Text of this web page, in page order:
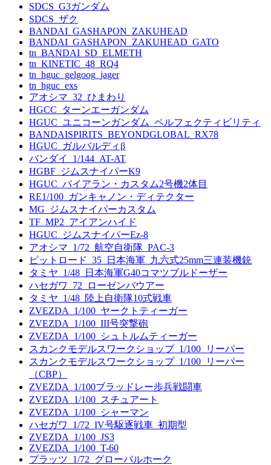
SDCS_G3ガンダム
SDCS_ザク
BANDAI_GASHAPON_ZAKUHEAD
BANDAI_GASHAPON_ZAKUHEAD_GATO
tn_BANDAI_SD_ELMETH
tn_KINETIC_48_RQ4
tn_hguc_gelgoog_jager
tn_hguc_exs
アオシマ_32_ひまわり
HGCC_ターンエーガンダム
HGUC_ユニコーンガンダム_ペルフェクティビリティ
BANDAISPIRITS_BEYONDGLOBAL_RX78
HGUC_ガルバルディβ
バンダイ_1/144_AT-AT
HGBF_ジムスナイパーK9
HGUC_バイアラン・カスタム2号機2体目
RE1/100_ガンキャノン・ディテクター
MG_ジムスナイパーカスタム
TF_MP2_アイアンハイド
HGUC_ジムスナイパーEz-8
アオシマ_1/72_航空自衛隊_PAC-3
ピットロード_35_日本海軍_九六式25mm三連装機銃
タミヤ_1/48_日本海軍G40コマツブルドーザー
ハセガワ_72_ローゼンバウアー
タミヤ_1/48_陸上自衛隊10式戦車
ZVEZDA_1/100_ヤークトティーガー
ZVEZDA_1/100_III号突撃砲
ZVEZDA_1/100_シュトルムティーガー
スカンクモデルスワークショップ_1/100_リーパー
スカンクモデルスワークショップ_1/100_リーパー
（CBP）
ZVEZDA_1/100ブラッドレー歩兵戦闘車
ZVEZDA_1/100_スチュアート
ZVEZDA_1/100_シャーマン
ハセガワ_1/72_IV号駆逐戦車_初期型
ZVEZDA_1/100_JS3
ZVEZDA_1/100_T-60
プラッツ_1/72_グローバルホーク